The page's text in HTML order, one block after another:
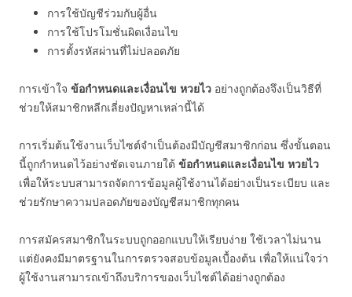
การใช้บัญชีร่วมกับผู้อื่น
การใช้โปรโมชั่นผิดเงื่อนไข
การตั้งรหัสผ่านที่ไม่ปลอดภัย
การเข้าใจ ข้อกำหนดและเงื่อนไข หวยไว อย่างถูกต้องจึงเป็นวิธีที่
ช่วยให้สมาชิกหลีกเลี่ยงปัญหาเหล่านี้ได้
การเริ่มต้นใช้งานเว็บไซต์จำเป็นต้องมีบัญชีสมาชิกก่อน ซึ่งขั้นตอน
นี้ถูกกำหนดไว้อย่างชัดเจนภายใต้ ข้อกำหนดและเงื่อนไข หวยไว
เพื่อให้ระบบสามารถจัดการข้อมูลผู้ใช้งานได้อย่างเป็นระเบียบ และ
ช่วยรักษาความปลอดภัยของบัญชีสมาชิกทุกคน
การสมัครสมาชิกในระบบถูกออกแบบให้เรียบง่าย ใช้เวลาไม่นาน
แต่ยังคงมีมาตรฐานในการตรวจสอบข้อมูลเบื้องต้น เพื่อให้แน่ใจว่า
ผู้ใช้งานสามารถเข้าถึงบริการของเว็บไซต์ได้อย่างถูกต้อง